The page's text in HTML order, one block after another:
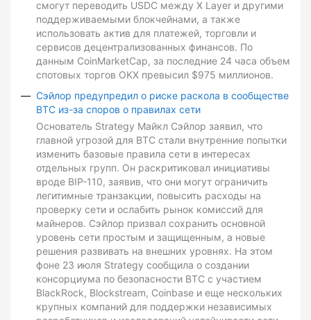
смогут переводить USDC между X Layer и другими
поддерживаемыми блокчейнами, а также
использовать актив для платежей, торговли и
сервисов децентрализованных финансов. По
данным CoinMarketCap, за последние 24 часа объем
спотовых торгов OKX превысил $975 миллионов.
Сэйлор предупредил о риске раскола в сообществе
BTC из-за споров о правилах сети
Основатель Strategy Майкл Сэйлор заявил, что
главной угрозой для BTC стали внутренние попытки
изменить базовые правила сети в интересах
отдельных групп. Он раскритиковал инициативы
вроде BIP-110, заявив, что они могут ограничить
легитимные транзакции, повысить расходы на
проверку сети и ослабить рынок комиссий для
майнеров. Сэйлор призвал сохранить основной
уровень сети простым и защищенным, а новые
решения развивать на внешних уровнях. На этом
фоне 23 июля Strategy сообщила о создании
консорциума по безопасности BTC с участием
BlackRock, Blockstream, Coinbase и еще нескольких
крупных компаний для поддержки независимых